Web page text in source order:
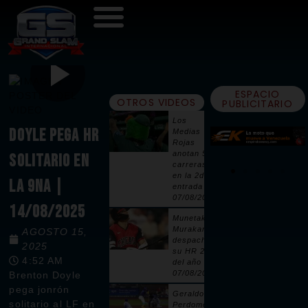
DOYLE PEGA HR
SOLITARIO EN
LA 9NA |
14/08/2025
AGOSTO 15,
2025
4:52 AM
Brenton Doyle
pega jonrón
solitario al LF en
OTROS VIDEOS
Los
Medias
Rojas
anotan 5
carreras
en la 2da
entrada |
07/08/2026
Munetaka
Murakami
despacha
su HR 25
del año |
07/08/2026
Geraldo
Perdomo
ESPACIO
PUBLICITARIO